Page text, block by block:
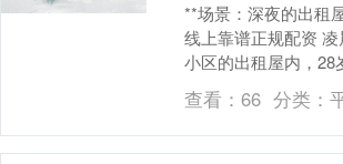
**场景：深夜的出租
线上靠谱正规配资
小区的出租屋内，28
手机屏幕，手指无意
属边框....
查看：66 分类：
深证成指 14311.01 +200.89